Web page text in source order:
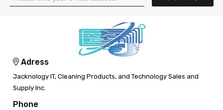
Adress
Jacknology IT, Cleaning Products, and Technology Sales and
Supply Inc.
Phone